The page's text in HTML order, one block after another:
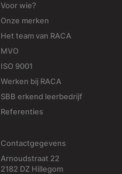
Voor wie?
Onze merken
Het team van RACA
MVO
ISO 9001
Werken bij RACA
SBB erkend leerbedrijf
Referenties
Contactgegevens
Arnoudstraat 22
2182 DZ Hillegom